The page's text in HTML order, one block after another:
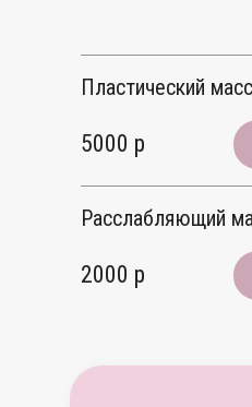
Пластический
5000 р
Расслабляющий
2000 р